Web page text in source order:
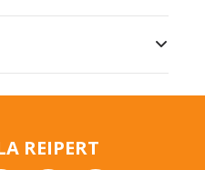
REIPERT